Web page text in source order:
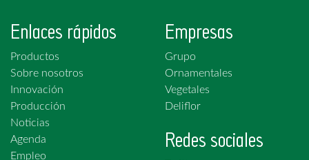
Enlaces rápidos
Productos
Sobre nosotros
Innovación
Producción
Noticias
Agenda
Empleo
Empresas
Grupo
Ornamentales
Vegetales
Deliflor
Redes sociales